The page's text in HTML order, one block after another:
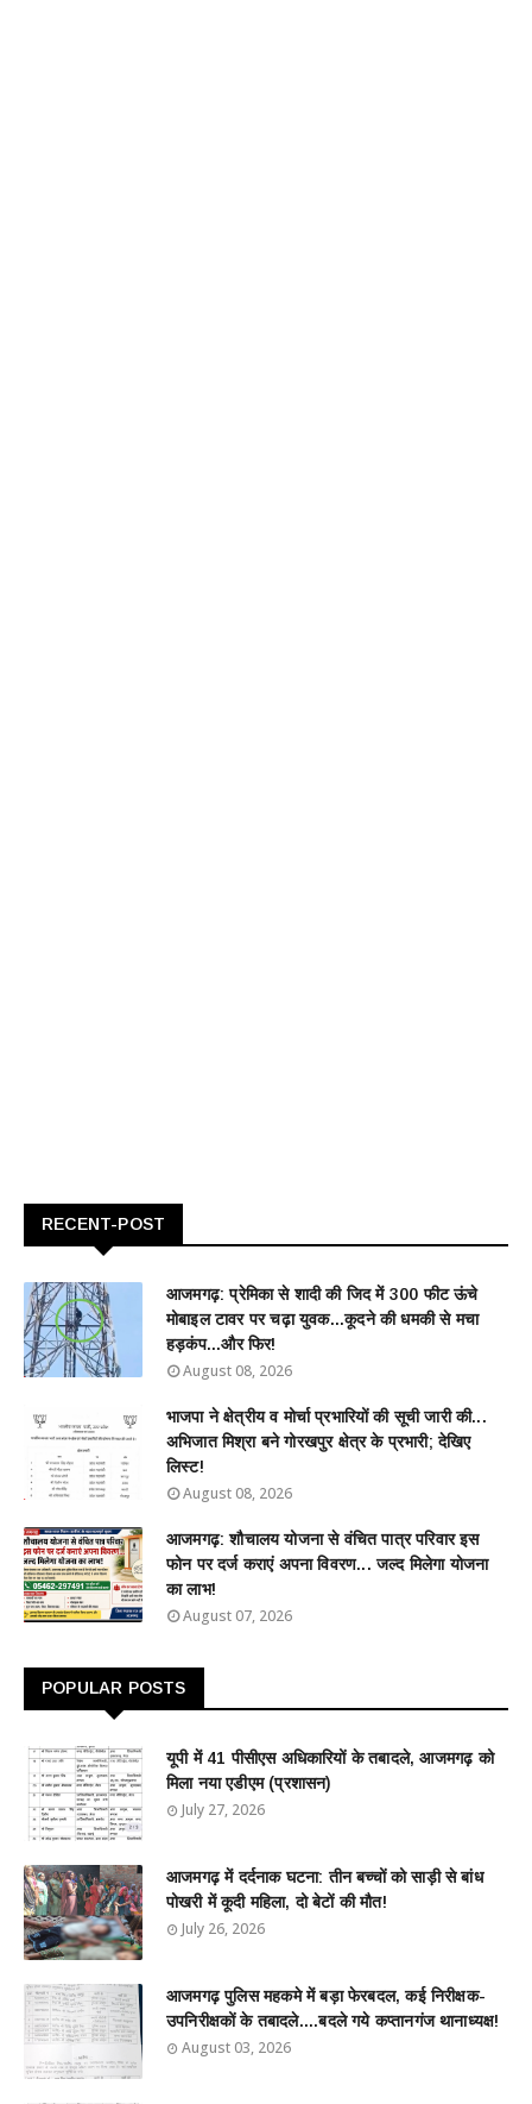
RECENT-POST
आजमगढ़: प्रेमिका से शादी की जिद में 300 फीट ऊंचे
मोबाइल टावर पर चढ़ा युवक...कूदने की धमकी से मचा
हड़कंप...और फिर!
August 08, 2026
भाजपा ने क्षेत्रीय व मोर्चा प्रभारियों की सूची जारी की...
अभिजात मिश्रा बने गोरखपुर क्षेत्र के प्रभारी; देखिए
लिस्ट!
August 08, 2026
आजमगढ़: शौचालय योजना से वंचित पात्र परिवार इस
फोन पर दर्ज कराएं अपना विवरण... जल्द मिलेगा योजना
का लाभ!
August 07, 2026
POPULAR POSTS
यूपी में 41 पीसीएस अधिकारियों के तबादले, आजमगढ़ को
मिला नया एडीएम (प्रशासन)
July 27, 2026
आजमगढ़ में दर्दनाक घटना: तीन बच्चों को साड़ी से बांध
पोखरी में कूदी महिला, दो बेटों की मौत!
July 26, 2026
आजमगढ़ पुलिस महकमे में बड़ा फेरबदल, कई निरीक्षक-
उपनिरीक्षकों के तबादले....बदले गये कप्तानगंज थानाध्यक्ष!
August 03, 2026